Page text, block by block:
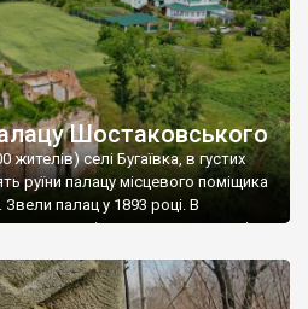
Шостаковського
селі Бугаївка, в густих
руїни палацу місцевого поміщика
палац у 1893 році. В
спочатку містилася школа, потім
лікарню. Коли із
точно не […]